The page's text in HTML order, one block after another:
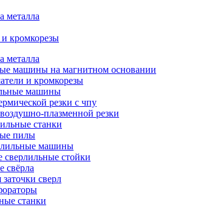
металла
кромкорезы
металла
машины на магнитном основании
и кромкорезы
машины
резки с чпу
плазменной резки
станки
пилы
машины
стойки
свёрла
сверл
станки